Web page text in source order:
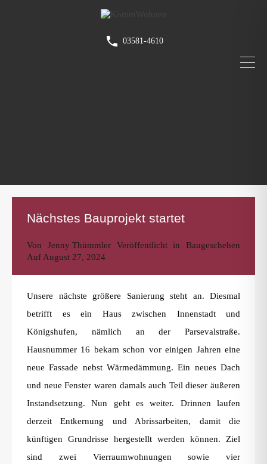
03581-4610
Nächstes Bauprojekt startet
Von Jenny ThümmlerVeröffentlicht in Baugeschehen
Auf August 27, 2024
Unsere nächste größere Sanierung steht an. Diesmal
betrifft es ein Haus zwischen Innenstadt und
Königshufen, nämlich an der Parsevalstraße.
Hausnummer 16 bekam schon vor einigen Jahren eine
neue Fassade nebst Wärmedämmung. Ein neues Dach
und neue Fenster waren damals auch Teil dieser äußeren
Instandsetzung. Nun geht es weiter. Drinnen laufen
derzeit Entkernung und Abrissarbeiten, damit die
künftigen Grundrisse hergestellt werden können. Ziel
sind zwei Vierraumwohnungen sowie vier